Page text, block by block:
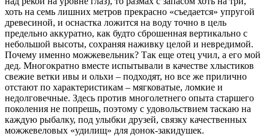
хоть на семь лишних метров прекрасно «съедается» упругой
древесиной, и оснастка ложится на воду точно в цель
предельно аккуратно, как будто сброшенная вертикально с
небольшой высоты, сохраняя наживку целой и невредимой.
Почему именно можжевельник? Так еще отец учил, а его мой
дед. Многократно вместе испытывали в качестве хлыстиков
свежие ветки ивы и ольхи – подходят, но все же прилично
отстают по характеристикам – мягковатые, ломкие и
недолговечные. Здесь против многолетнего опыта старшего
поколения не попрешь, поэтому с удовольствием таскаю на
каждую рыбалку, под улыбки друзей, связку качественных
можжевеловых «удилищ» для донок-закидушек.